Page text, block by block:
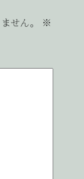
せん。
※